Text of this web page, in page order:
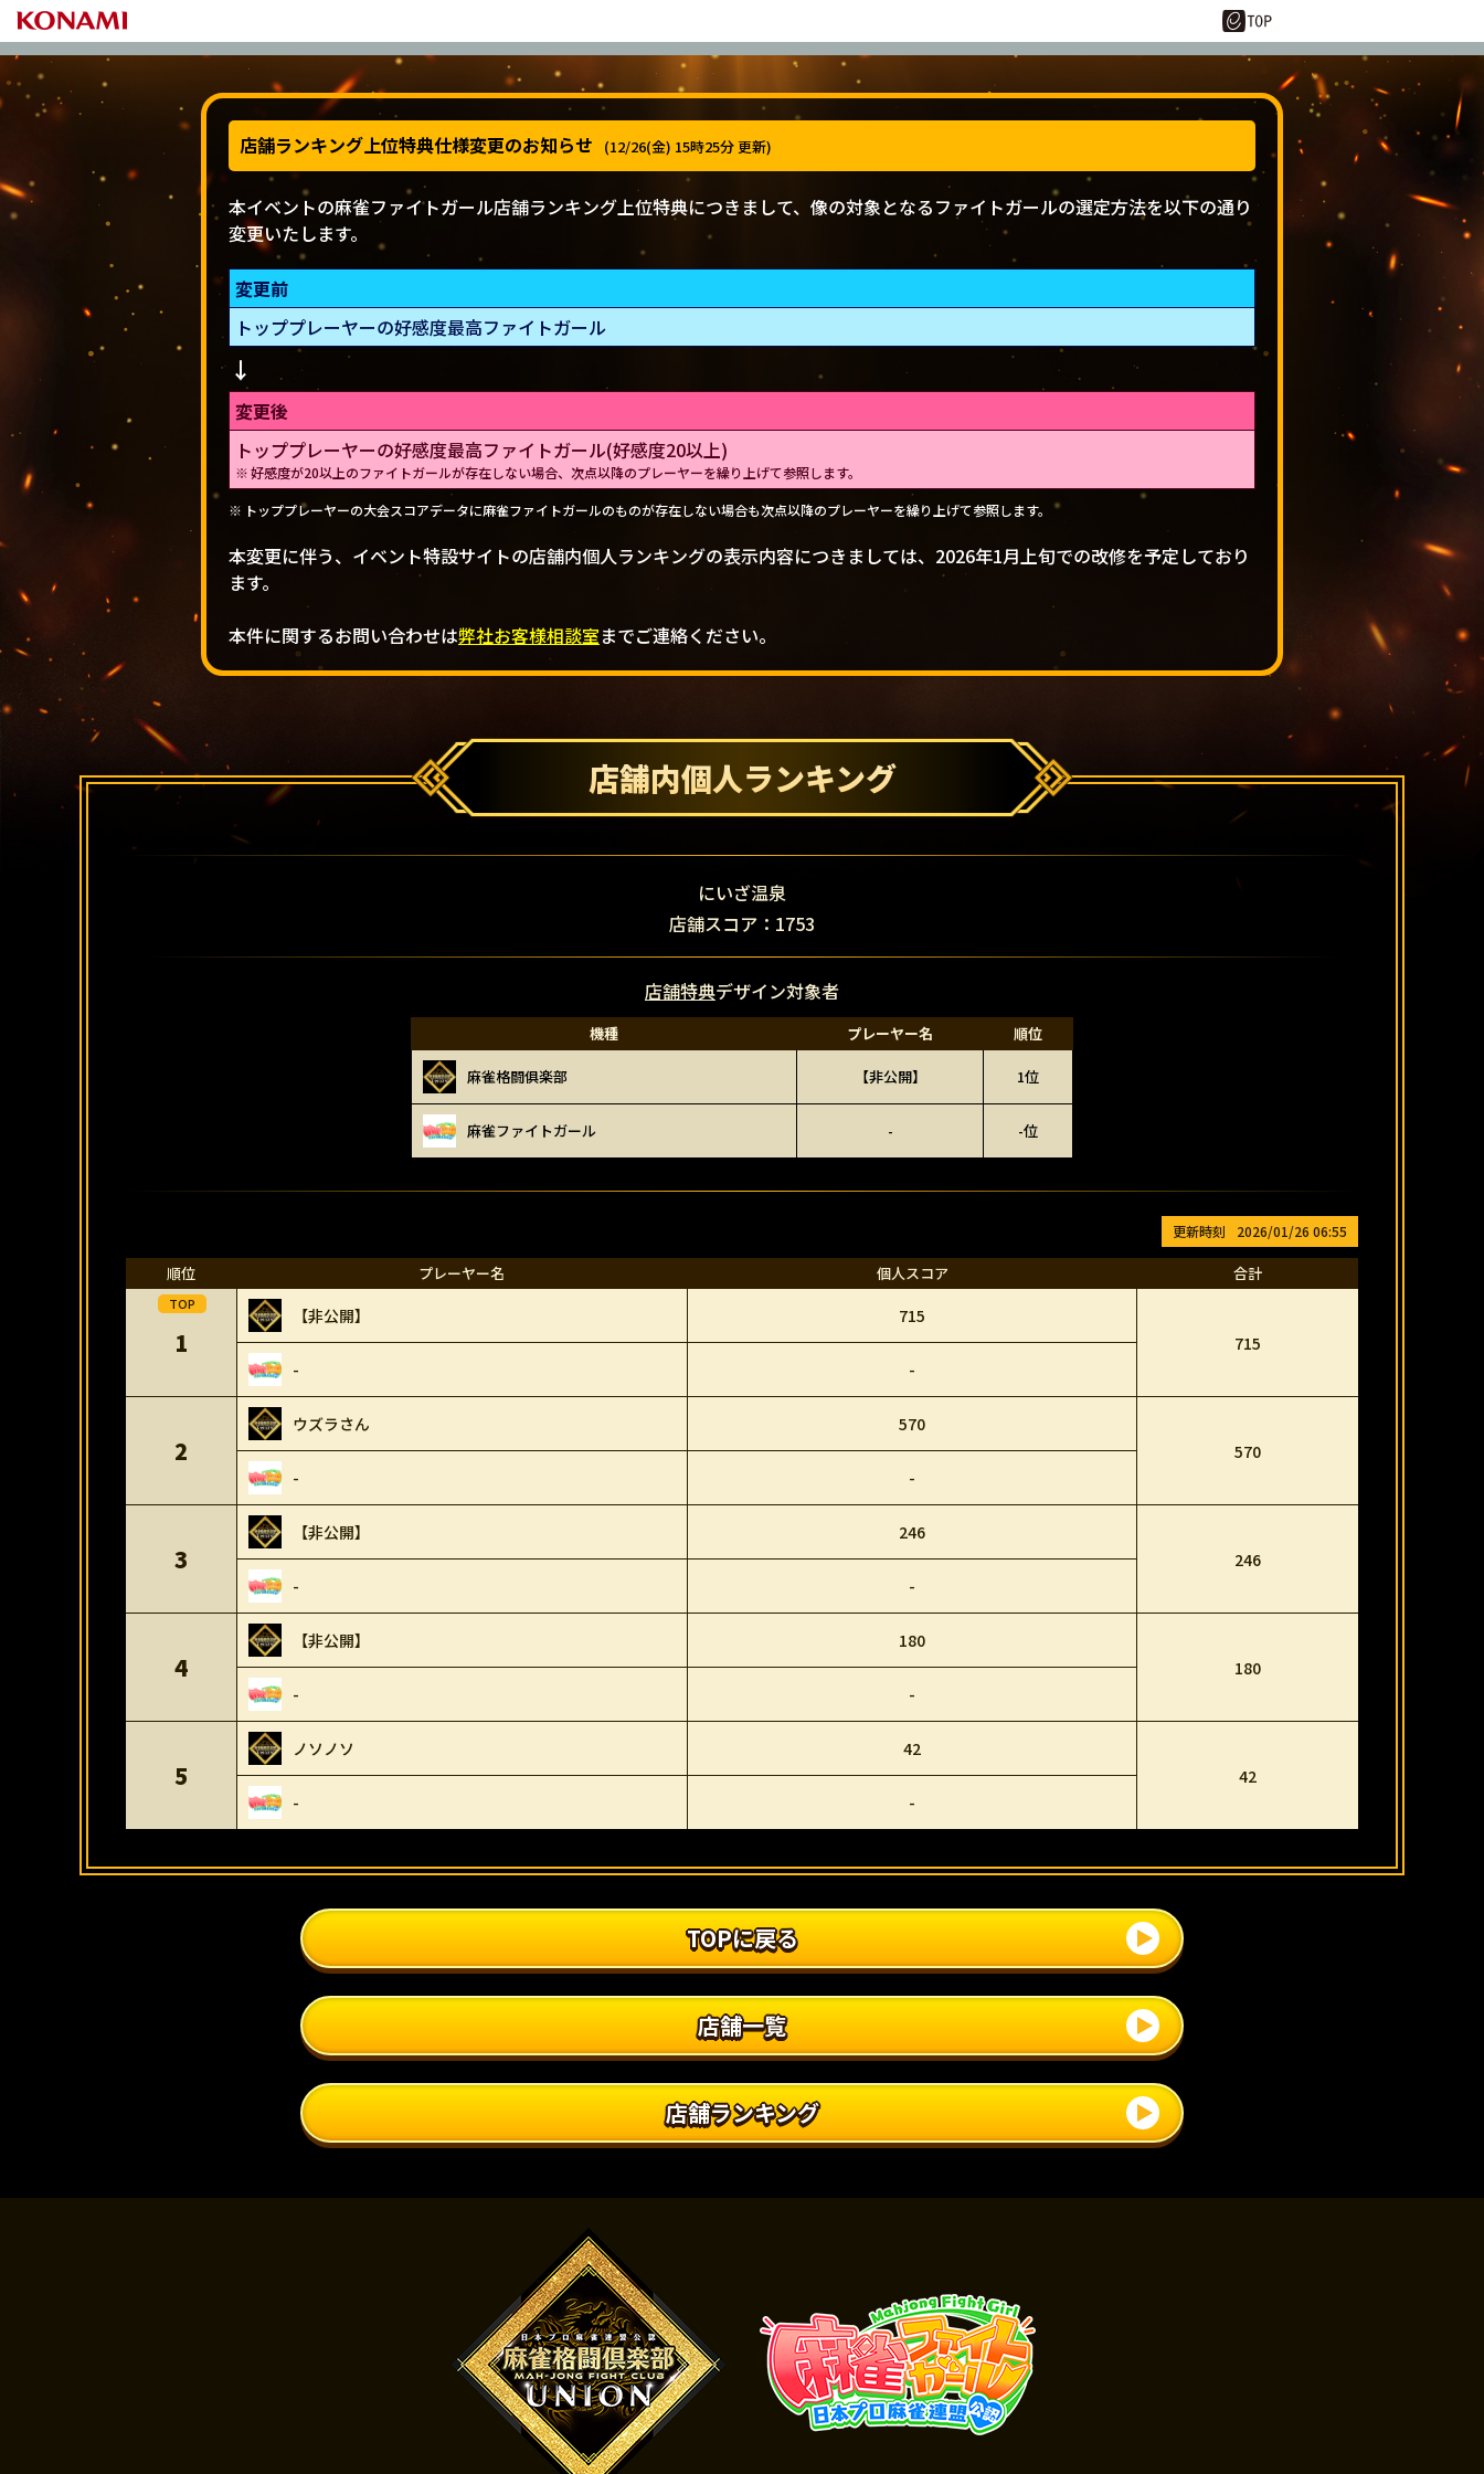
店舗ランキング上位特典仕様変更のお知らせ (12/26(金) 15時25分 更新)
本イベントの麻雀ファイトガール店舗ランキング上位特典につきまして、像の対象となるファイトガールの選定方法を以下の通り
変更いたします。
変更前
トッププレーヤーの好感度最高ファイトガール
変更後
トッププレーヤーの好感度最高ファイトガール(好感度20以上)
好感度が20以上のファイトガールが存在しない場合、次点以降のプレーヤーを繰り上げて参照します。
トッププレーヤーの大会スコアデータに麻雀ファイトガールのものが存在しない場合も次点以降のプレーヤーを繰り上げて参照します。
本変更に伴う、イベント特設サイトの店舗内個人ランキングの表示内容につきましては、2026年1月上旬での改修を予定しており
ます。
本件に関するお問い合わせは弊社お客様相談室までご連絡ください。
店舗内個人ランキング
にいざ温泉
店舗スコア：1753
店舗特典デザイン対象者
機種 プレーヤー名 順位
麻雀格闘俱楽部 【非公開】 1位
麻雀ファイトガール - -位
2026/01/26 06:55
順位 プレーヤー名 個人スコア 合計
1
【非公開】 715
- -
715
2
ウズラさん 570
- -
570
3
【非公開】 246
- -
246
4
【非公開】 180
- -
180
5
ノソノソ 42
- -
42
TOPに戻る
店舗一覧
店舗ランキング